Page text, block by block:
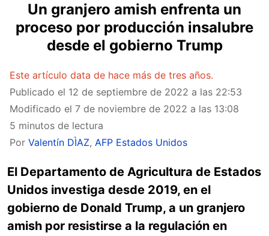
Un granjero amish enfrenta un
proceso por producción insalubre
desde el gobierno Trump
Este artículo data de hace más de tres años.
Publicado el 12 de septiembre de 2022 a las 22:53
Modificado el 7 de noviembre de 2022 a las 13:08
5 minutos de lectura
Por Valentín DÌAZ, AFP Estados Unidos
El Departamento de Agricultura de Estados
Unidos investiga desde 2019, en el
gobierno de Donald Trump, a un granjero
amish por resistirse a la regulación en